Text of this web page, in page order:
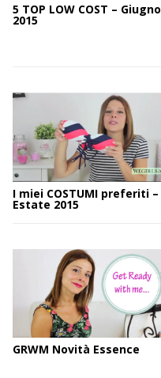
5 TOP LOW COST – Giugno
2015
I miei COSTUMI preferiti –
Estate 2015
GRWM Novità Essence